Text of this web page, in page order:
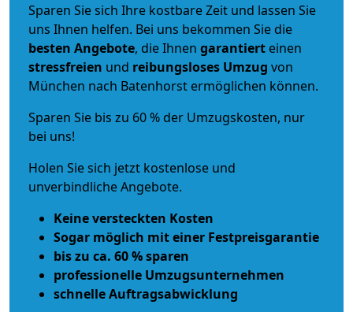
Sparen Sie sich Ihre kostbare Zeit und lassen Sie
uns Ihnen helfen. Bei uns bekommen Sie die
besten Angebote, die Ihnen garantiert einen
stressfreien und reibungsloses Umzug von
München nach Batenhorst ermöglichen können.
Sparen Sie bis zu 60 % der Umzugskosten, nur
bei uns!
Holen Sie sich jetzt kostenlose und
unverbindliche Angebote.
Keine versteckten Kosten
Sogar möglich mit einer Festpreisgarantie
bis zu ca. 60 % sparen
professionelle Umzugsunternehmen
schnelle Auftragsabwicklung